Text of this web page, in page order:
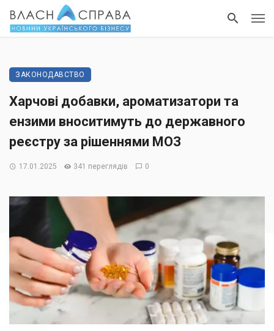
ЗАКОНОДАВСТВО
Харчові добавки, ароматизатори та
ензими вноситимуть до державного
реєстру за рішеннями МОЗ
17.01.2025 341 переглядів 0